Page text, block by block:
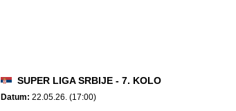
SUPER LIGA SRBIJE - 7. KOLO
Datum: 22.05.26. (17:00)